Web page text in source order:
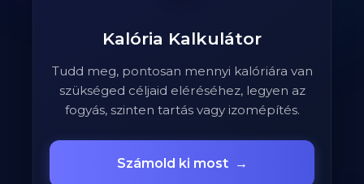
Kalória Kalkulátor
Tudd meg, pontosan mennyi kalóriára van
szükséged céljaid eléréséhez, legyen az
fogyás, szinten tartás vagy izomépítés.
Számold ki most →